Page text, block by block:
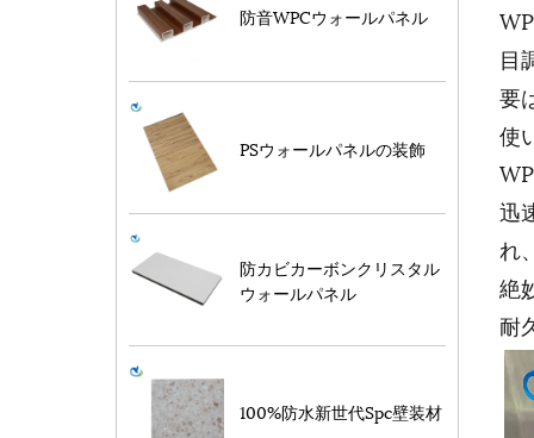
防音WPCウォールパネル
PSウォールパネルの装飾
防カビカーボンクリスタル
ウォールパネル
100%防水新世代Spc壁装材
目
要
使
迅
れ
絶
耐